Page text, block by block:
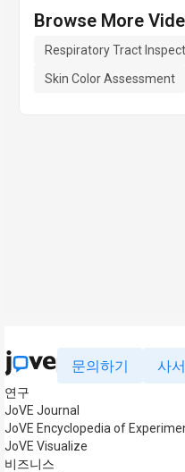
Browse More
Respiratory Tract
Skin Color Assessment
문의하기 사
연구
JoVE Journal
JoVE Encyclopedia of
JoVE Visualize
비즈니스